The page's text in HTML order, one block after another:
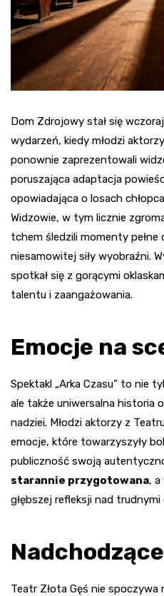
Dom Zdrojowy stał się
wydarzeń, kiedy młodzi
ponownie zaprezentowali
poruszająca adaptacja
opowiadająca o losach
Widzowie, w tym licznie
tchem śledzili momenty
niesamowitej siły wyobraźni.
spotkał się z gorącymi
talentu i zaangażowania.
Emocje na
Spektakl „Arka Czasu” to nie
ale także uniwersalna historia
nadziei. Młodzi aktorzy z
emocje, które towarzyszyły
publiczność swoją
starannie przygotowana, a
głębszej refleksji nad trudnymi
Teatr Złota Gęś nie